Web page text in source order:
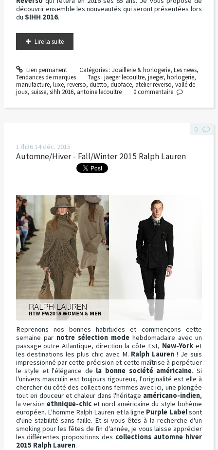
découvrir ensemble les nouveautés qui seront présentées lors
du SIHH 2016.
Lire la suite
Lien permanent Catégories : Joaillerie & horlogerie, Les news,
Tendances de marques
Tags :jaeger lecoultre,jaeger,horlogerie,
manufacture, luxe, reverso, duetto, duoface, atelier reverso, vallé de
joux, suisse, sihh 2016, antoine lecoultre 0commentaire
17h3614 déc. 2015
Automne/Hiver - Fall/Winter 2015 Ralph Lauren
Reprenons nos bonnes habitudes et commençons cette
semaine par notre sélection modehebdomadaire avec un
passage outre Atlantique, direction la côte Est, New-Yorket
les destinations les plus chic avec M. Ralph Lauren ! Je suis
impressionné par cette précision et cette maîtrise à perpétuer
le style et l'élégance de la bonne société américaine. Si
l'univers masculin est toujours rigoureux, l'originalité est elle à
chercher du côté des collections femmes avec ici, une plongée
tout en douceur et chaleur dans l'héritage américano-indien,
la version ethnique-chicet nord américaine du style bohème
européen. L'homme Ralph Lauren et la ligne Purple Labelsont
d'une stabilité sans faille. Et si vous êtes à la recherche d'un
smoking pour les fêtes de fin d'année, je vous laisse apprécier
les différentes propositions des collections automne hiver
2015 Ralph Lauren.
0